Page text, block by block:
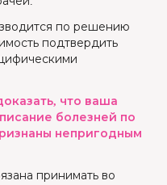
по решению
подтвердить
что ваша
болезней по
непригодным
принимать во